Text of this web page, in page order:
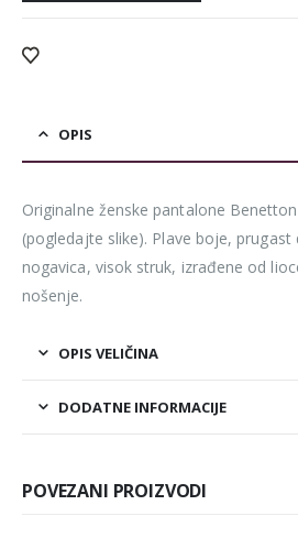
OPIS
Originalne ženske pantalone
(pogledajte slike). Plave boje, prugast
nogavica, visok struk, izrađene od
nošenje.
OPIS VELIČINA
DODATNE INFORMACIJE
POVEZANI PROIZVODI